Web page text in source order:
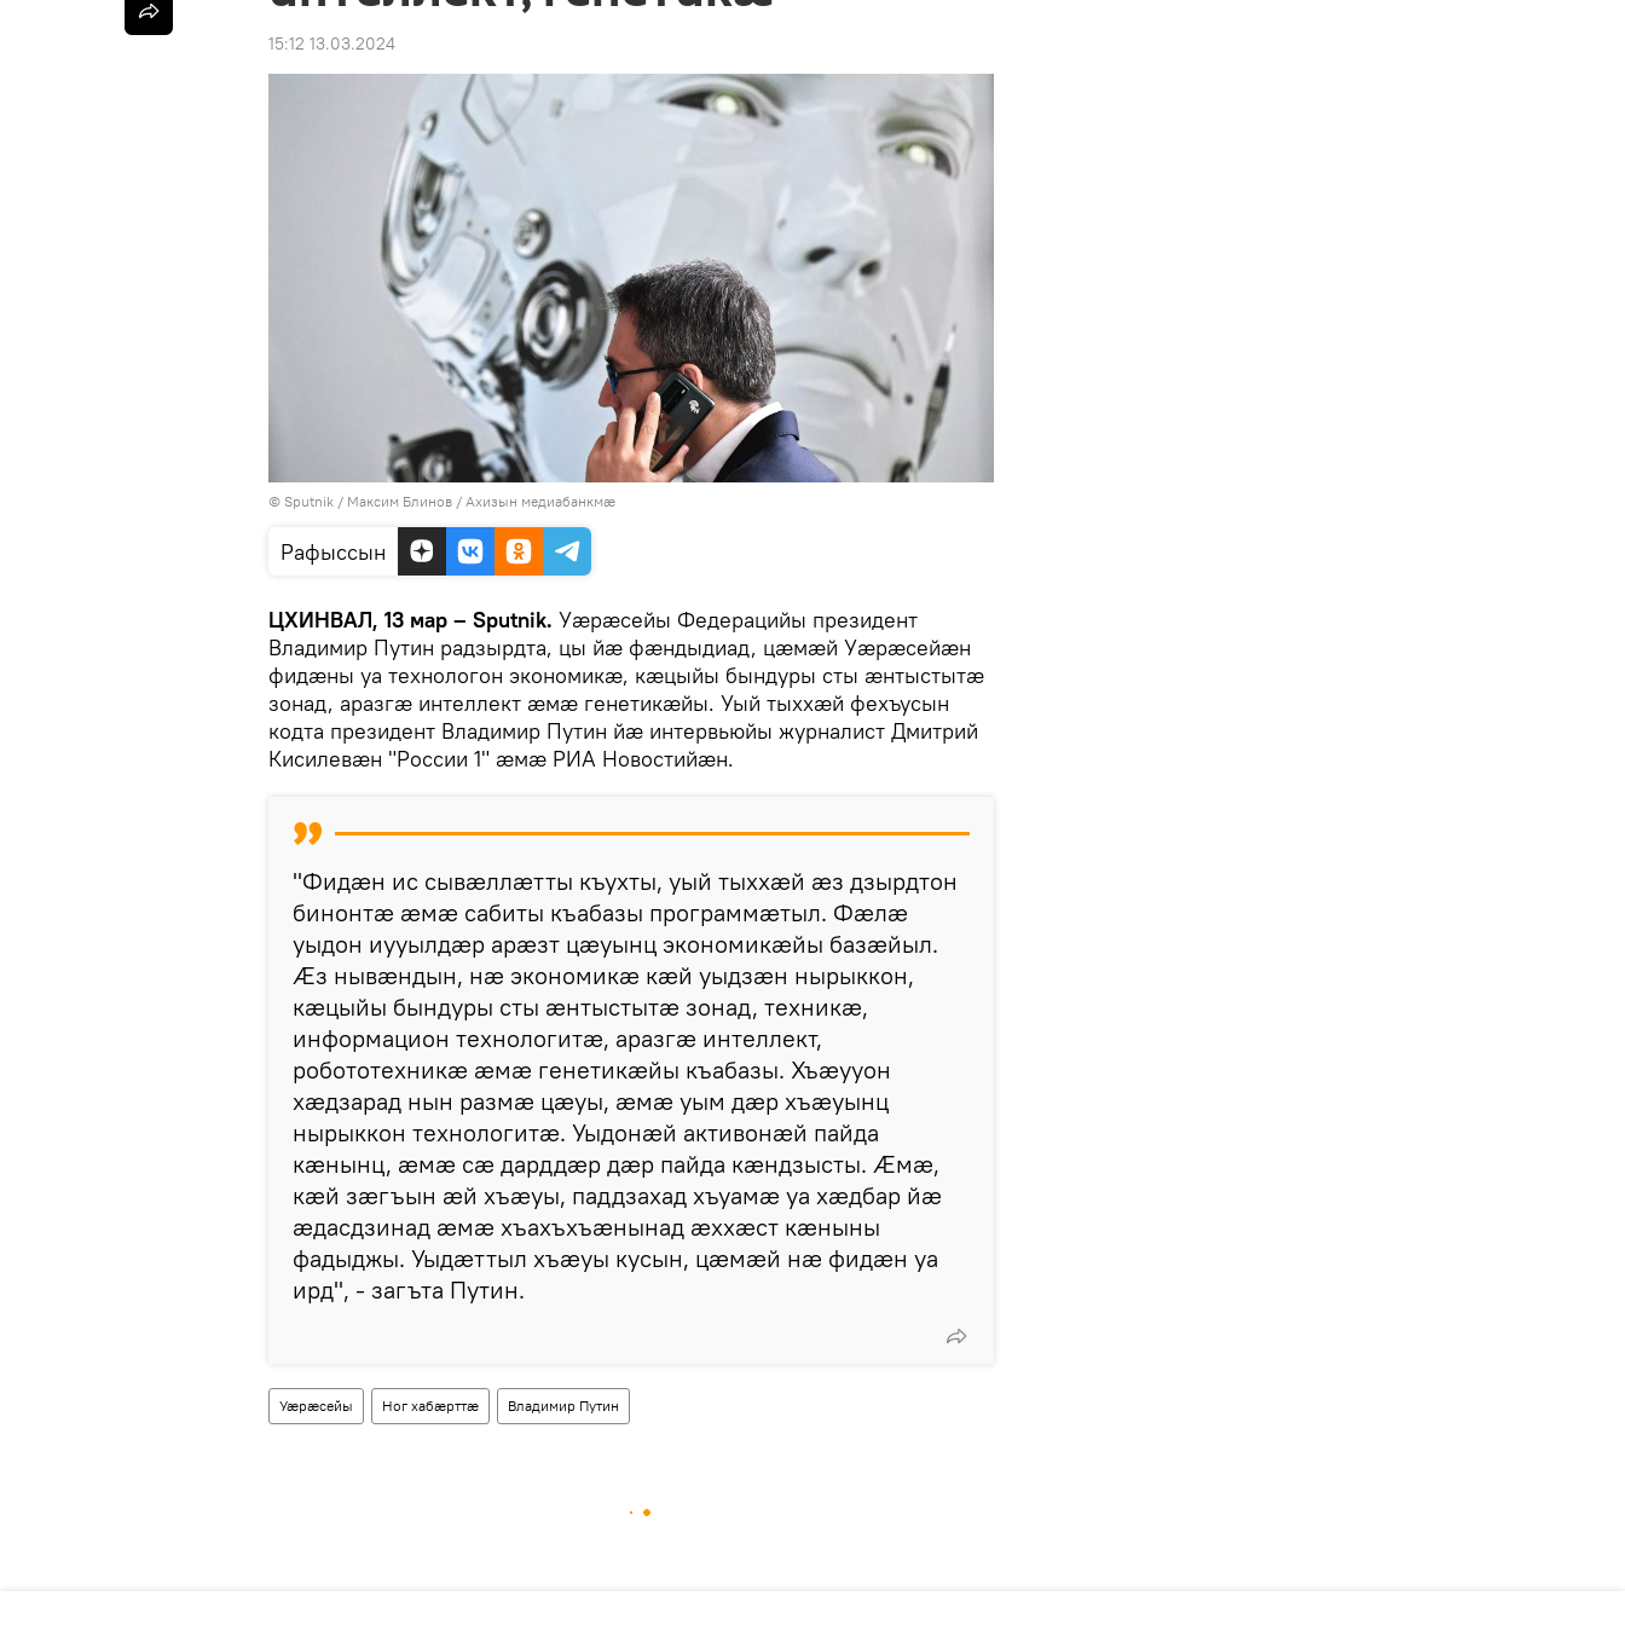
15:12 13.03.2024
© Sputnik / Максим Блинов / Ахизын медиабанкмæ
Рафыссын
ЦХИНВАЛ, 13 мар – Sputnik. Уæрæсейы Федерацийы президент
Владимир Путин радзырдта, цы йæ фæндыдиад, цæмæй Уæрæсейæн
фидæны уа технологон экономикæ, кæцыйы бындуры сты æнтыстытæ
зонад, аразгæ интеллект æмæ генетикæйы. Уый тыххӕй фехъусын
кодта президент Владимир Путин йӕ интервьюйы журналист Дмитрий
Кисилевӕн "России 1" ӕмӕ РИА Новостийӕн.
"Фидæн ис сывæллæтты къухты, уый тыххæй æз дзырдтон
бинонтæ æмæ сабиты къабазы программæтыл. Фæлæ
уыдон иууылдæр арæзт цæуынц экономикæйы базæйыл.
Æз нывæндын, нæ экономикæ кæй уыдзæн нырыккон,
кæцыйы бындуры сты æнтыстытæ зонад, техникæ,
информацион технологитæ, аразгæ интеллект,
робототехникæ æмæ генетикæйы къабазы. Хъæууон
хæдзарад нын размæ цæуы, æмæ уым дæр хъæуынц
нырыккон технологитæ. Уыдонæй активонæй пайда
кæнынц, æмæ сæ дарддæр дæр пайда кæндзысты. Æмæ,
кæй зæгъын æй хъæуы, паддзахад хъуамæ уа хæдбар йæ
æдасдзинад æмæ хъахъхъæнынад æххæст кæныны
фадыджы. Уыдæттыл хъæуы кусын, цæмæй нæ фидæн уа
ирд", - загъта Путин.
Уӕрӕсейы Ног хабӕрттӕ Владимир Путин